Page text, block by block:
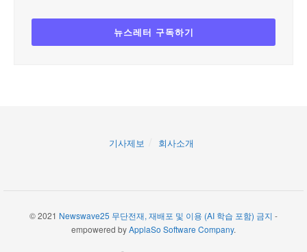
기사제보 회사소개
© 2021 Newswave25 무단전재, 재배포 및 이용 (AI 학습 포함) 금지 -
empowered byApplaSo Software Company.